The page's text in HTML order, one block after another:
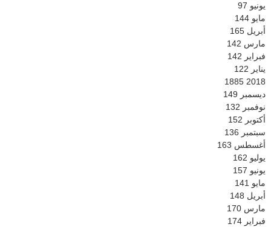
يونيو 97
مايو 144
أبريل 165
مارس 142
فبراير 142
يناير 122
2018
1885
ديسمبر 149
نوفمبر 132
أكتوبر 152
سبتمبر 136
أغسطس 163
يوليو 162
يونيو 157
مايو 141
أبريل 148
مارس 170
فبراير 174